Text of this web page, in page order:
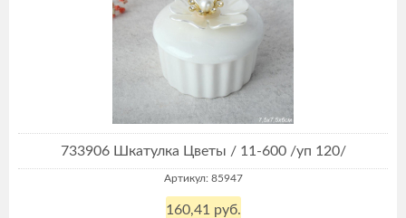
733906 Шкатулка Цветы / 11-600 /уп 120/
Артикул: 85947
160,41 руб.